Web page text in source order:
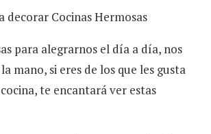
decorar Cocinas Hermosas
para alegrarnos el día a día, nos
mano, si eres de los que les gusta
te encantará ver estas